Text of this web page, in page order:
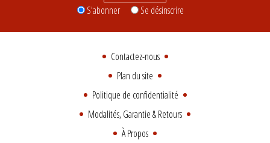
S'abonner Se désinscrire
Contactez-nous
Plan du site
Politique de confidentialité
Modalités, Garantie & Retours
À Propos